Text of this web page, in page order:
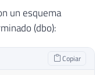
un esquema
(dbo):
Copiar